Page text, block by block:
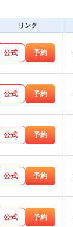
リンク
公式 予約
公式 予約
公式 予約
公式 予約
公式 予約